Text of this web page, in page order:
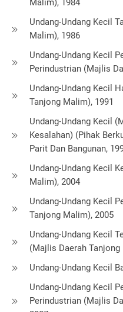
Malim), 1984
Undang-Undang Kecil
Malim), 1986
Undang-Undang Kecil
Perindustrian (Majlis
Undang-Undang Kecil
Tanjong Malim), 1991
Undang-Undang Kecil
Kesalahan) (Pihak
Parit Dan Bangunan,
Undang-Undang Kecil
Malim), 2004
Undang-Undang Kecil
Tanjong Malim), 2005
Undang-Undang Kecil
(Majlis Daerah
Undang-Undang Kecil
Undang-Undang Kecil
Perindustrian (Majlis